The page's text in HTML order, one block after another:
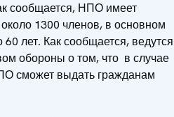
сообщается, НПО имеет
1300 членов, в основном
лет. Как сообщается, ведутся
обороны о том, что в случае
сможет выдать гражданам